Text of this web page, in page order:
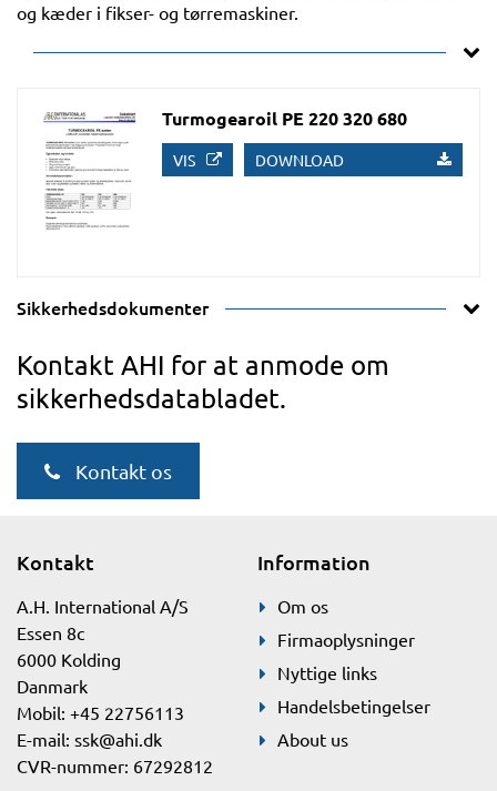
og kæder i fikser- og tørremaskiner.
Turmogearoil PE 220 320 680
VIS DOWNLOAD
Sikkerhedsdokumenter
Kontakt AHI for at anmode om
sikkerhedsdatabladet.
Kontakt os
Kontakt
A.H. International A/S
Essen 8c
6000 Kolding
Danmark
Mobil: +45 22756113
E-mail: ssk@ahi.dk
CVR-nummer: 67292812
Information
Om os
Firmaoplysninger
Nyttige links
Handelsbetingelser
About us